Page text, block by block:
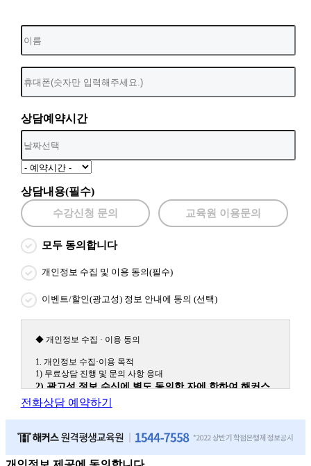
상담예약시간
상담내용(필수)
수강신청 문의 교육원 이용문의
모두 동의합니다
개인정보 수집 및 이용 동의(필수)
이벤트/할인(광고성) 정보 안내에 동의 (선택)
◆ 개인정보 수집 · 이용 동의
1. 개인정보 수집·이용 목적
1) 무료상담 진행 및 문의 사항 응대
2) 광고성 정보 수신에 별도 동의한 자에 한하여 해커스
원격평생교육원을 비롯한 해커스 교육그룹의 새로운 서
(해커스교육그룹: 해커스인강, 해커스프랩, 해커스톡, 해커스중국
원, 해커스경찰, 해커스소방, 해커스공인중개사, 해커스주택관리
전화상담 예약하기